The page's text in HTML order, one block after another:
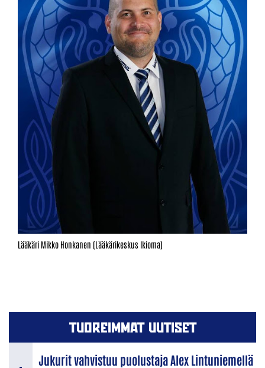
Lääkäri Mikko Honkanen (Lääkärikeskus Ikioma)
TUOREIMMAT UUTISET
Jukurit vahvistuu puolustaja Alex Lintuniemellä